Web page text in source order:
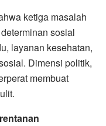
ketiga masalah
sosial
layanan kesehatan,
Dimensi politik,
membuat